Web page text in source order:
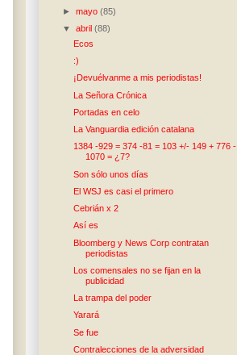
►mayo(85)
▼abril(88)
Ecos
:)
¡Devuélvanme a mis periodistas!
La Señora Crónica
Portadas en celo
La Vanguardia edición catalana
1384 -929 = 374 -81 = 103 +/- 149 + 776 -
1070 = ¿7?
Son sólo unos días
El WSJ es casi el primero
Cebrián x 2
Así es
Bloomberg y News Corp contratan
periodistas
Los comensales no se fijan en la
publicidad
La trampa del poder
Yarará
Se fue
Contralecciones de la adversidad